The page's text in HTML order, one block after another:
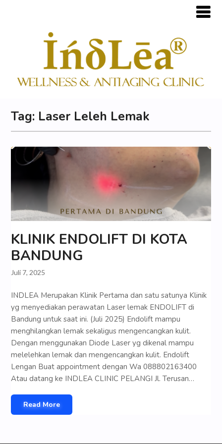
Tag: Laser Leleh Lemak
KLINIK ENDOLIFT DI KOTA
BANDUNG
Juli 7, 2025
INDLEA Merupakan Klinik Pertama dan satu satunya Klinik
yg menyediakan perawatan Laser lemak ENDOLIFT di
Bandung untuk saat ini. (Juli 2025) Endolift mampu
menghilangkan lemak sekaligus mengencangkan kulit.
Dengan menggunakan Diode Laser yg dikenal mampu
melelehkan lemak dan mengencangkan kulit. Endolift
Lengan Buat appointment dengan Wa 088802163400
Atau datang ke INDLEA CLINIC PELANGI Jl. Terusan…
Read More